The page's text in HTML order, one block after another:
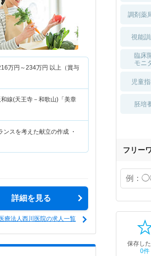
万円～234万円 以上（賞与
線(天王寺－和歌山)「美章
スを考えた献立の作成 ・
詳細を見る
医療法人西川医院の求人一覧
調剤薬
視能
臨床
モニ
児童
胚培
フリー
保存し
0件